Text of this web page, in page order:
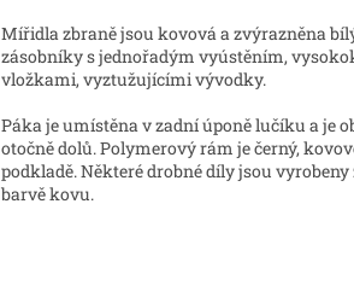
Mířidla zbraně jsou kovová a zvýrazněna
zásobníky s jednořadým vyústěním,
vložkami, vyztužujícími vývodky.
Páka je umístěna v zadní úponě lučíku a je
otočně dolů. Polymerový rám je černý,
podkladě. Některé drobné díly jsou
barvě kovu.